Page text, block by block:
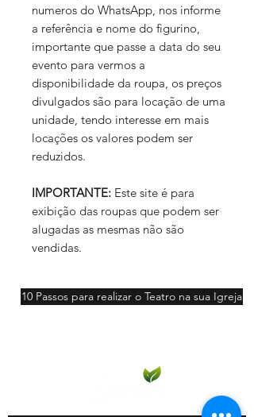
numeros do WhatsApp, nos informe
a referência e nome do figurino,
importante que passe a data do seu
evento para vermos a
disponibilidade da roupa, os preços
divulgados são para locação de uma
unidade, tendo interesse em mais
locações os valores podem ser
reduzidos.
IMPORTANTE: Este site é para
exibição das roupas que podem ser
alugadas as mesmas não são
vendidas.
10 Passos para realizar o Teatro na sua Igreja